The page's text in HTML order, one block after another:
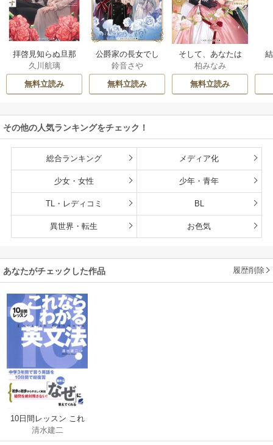
拝啓見知らぬ旦那
様、離婚していた
だきます
久川航璃
無料立読み
公爵家の長女でし
た
鈴音さや
無料立読み
そして、あなたは
私を捨てる
柏みなみ
無料立読み
その他の人気ランキングをチェック！
総合ランキング メディア化
少女・女性 少年・青年
TL・レディコミ BL
異世界・転生 お色気
あなたがチェックした作品 履歴削除
10日間レッスン これ
ならわかる英文法
清水建二